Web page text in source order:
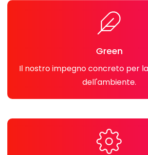
Green
Il nostro impegno concreto per
dell'ambiente.